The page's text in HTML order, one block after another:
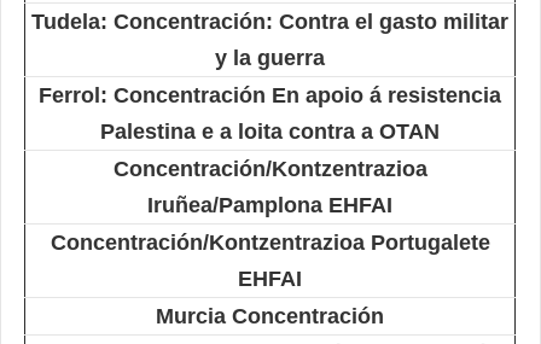
Tudela: Concentración: Contra el gasto militar
y la guerra
Ferrol: Concentración En apoio á resistencia
Palestina e a loita contra a OTAN
Concentración/Kontzentrazioa
Iruñea/Pamplona EHFAI
Concentración/Kontzentrazioa Portugalete
EHFAI
Murcia Concentración